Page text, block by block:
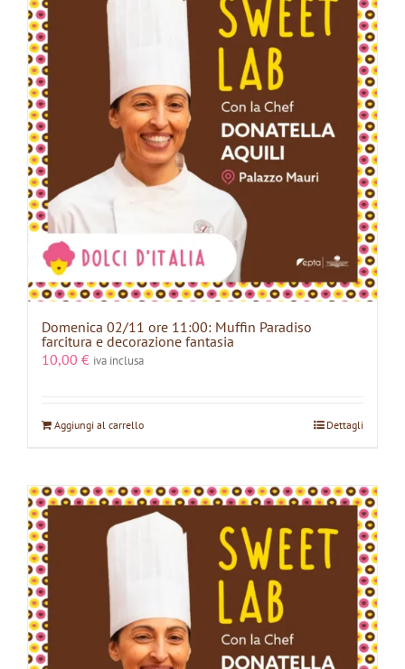
Domenica 02/11 ore 11:00: Muffin Paradiso
farcitura e decorazione fantasia
10,00 € iva inclusa
Aggiungi al carrello Dettagli